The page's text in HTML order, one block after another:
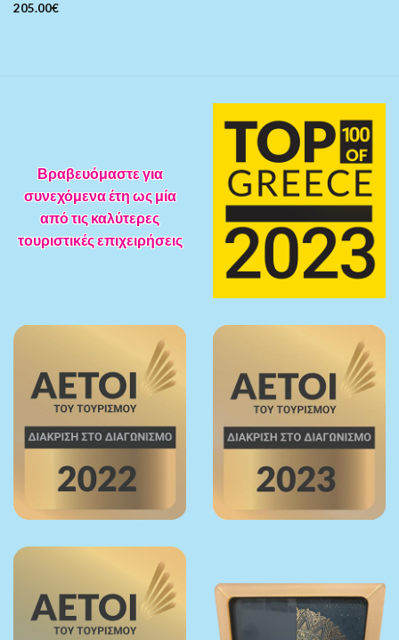
205.00€
Βραβευόμαστε για
συνεχόμενα έτη ως μία
από τις καλύτερες
τουριστικές επιχειρήσεις